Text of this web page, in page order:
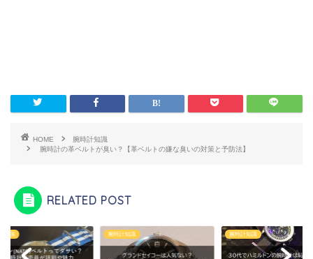
HOME
腕時計知識
腕時計の革ベルトが臭い？【革ベルトの嫌な臭いの対策と予防法】
RELATED POST
知識 腕時計知識 腕時計知識